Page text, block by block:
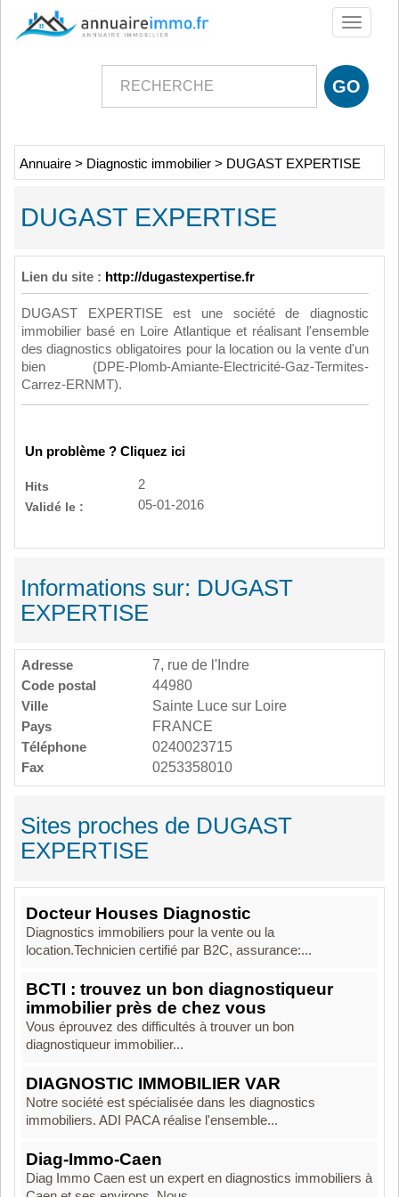
Toggle
Annuaire > Diagnostic immobilier > DUGAST EXPERTISE
DUGAST EXPERTISE
Lien du site : http://dugastexpertise.fr
DUGAST EXPERTISE est une société de diagnostic
immobilier basé en Loire Atlantique et réalisant l'ensemble
des diagnostics obligatoires pour la location ou la vente d'un
bien (DPE-Plomb-Amiante-Electricité-Gaz-Termites-
Carrez-ERNMT).
Un problème ? Cliquez ici
Hits
2
Validé le :
05-01-2016
Informations sur: DUGAST
EXPERTISE
Adresse
7, rue de l'Indre
Code postal
44980
Ville
Sainte Luce sur Loire
Pays
FRANCE
Téléphone
0240023715
Fax
0253358010
Sites proches de DUGAST
EXPERTISE
Docteur Houses Diagnostic
Diagnostics immobiliers pour la vente ou la
location.Technicien certifié par B2C, assurance:...
BCTI : trouvez un bon diagnostiqueur
immobilier près de chez vous
Vous éprouvez des difficultés à trouver un bon
diagnostiqueur immobilier...
DIAGNOSTIC IMMOBILIER VAR
Notre société est spécialisée dans les diagnostics
immobiliers. ADI PACA réalise l'ensemble...
Diag-Immo-Caen
Diag Immo Caen est un expert en diagnostics immobiliers à